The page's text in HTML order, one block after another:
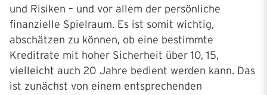
und Risiken – und vor allem der persönliche
finanzielle Spielraum. Es ist somit wichtig,
abschätzen zu können, ob eine bestimmte
Kreditrate mit hoher Sicherheit über 10, 15,
vielleicht auch 20 Jahre bedient werden kann. Das
ist zunächst von einem entsprechenden